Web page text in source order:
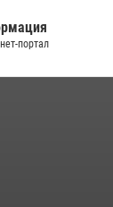
портал